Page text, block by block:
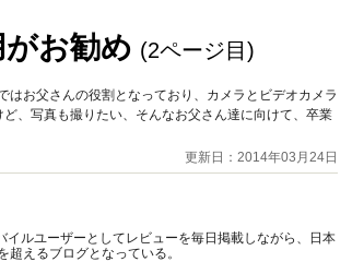
お勧め (2ページ目)
お父さんの役割となっており、カメラとビデオカメラ
、写真も撮りたい、そんなお父さん達に向けて、卒業
更新日：2014年03月24日
ルユーザーとしてレビューを毎日掲載しながら、日本
えるブログとなっている。